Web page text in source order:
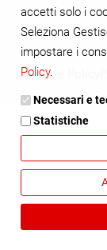
Cookie Policy
accetti solo i
Seleziona
impostare i
Policy.
Necessari e
Statistiche